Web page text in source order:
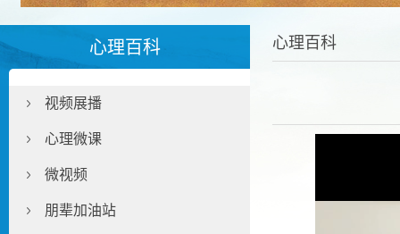
心理百科
视频展播
心理微课
微视频
朋辈加油站
心理百科